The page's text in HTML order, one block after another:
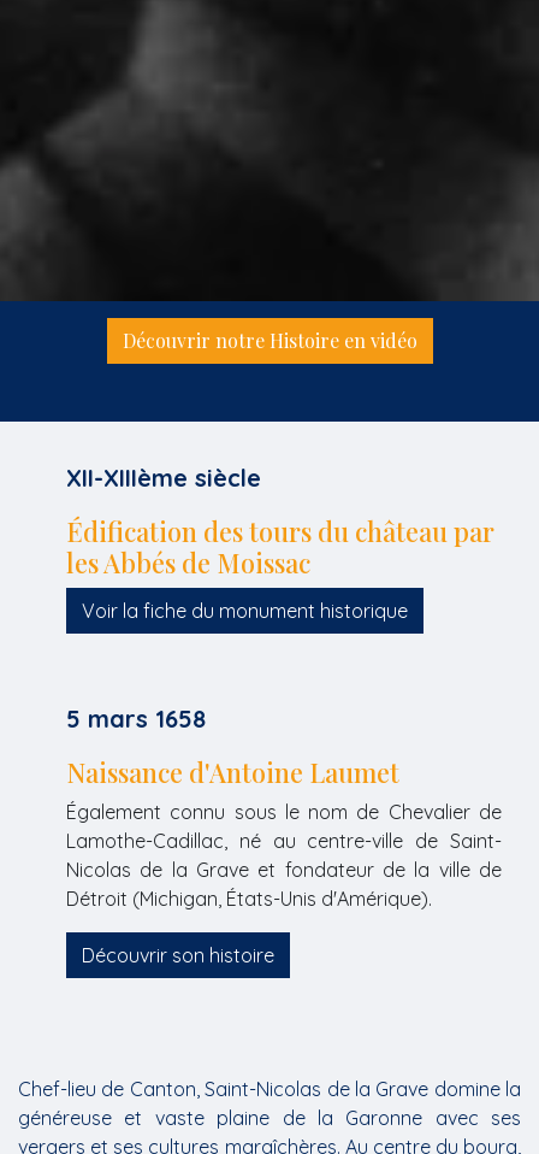
Découvrir notre Histoire en vidéo
XII-XIIIème siècle
Édification des tours du château par
les Abbés de Moissac
Voir la fiche du monument historique
5 mars 1658
Naissance d'Antoine Laumet
Également connu sous le nom de Chevalier de
Lamothe-Cadillac, né au centre-ville de Saint-
Nicolas de la Grave et fondateur de la ville de
Détroit (Michigan, États-Unis d'Amérique).
Découvrir son histoire
Chef-lieu de Canton, Saint-Nicolas de la Grave domine la
généreuse et vaste plaine de la Garonne avec ses
vergers et ses cultures maraîchères. Au centre du bourg,